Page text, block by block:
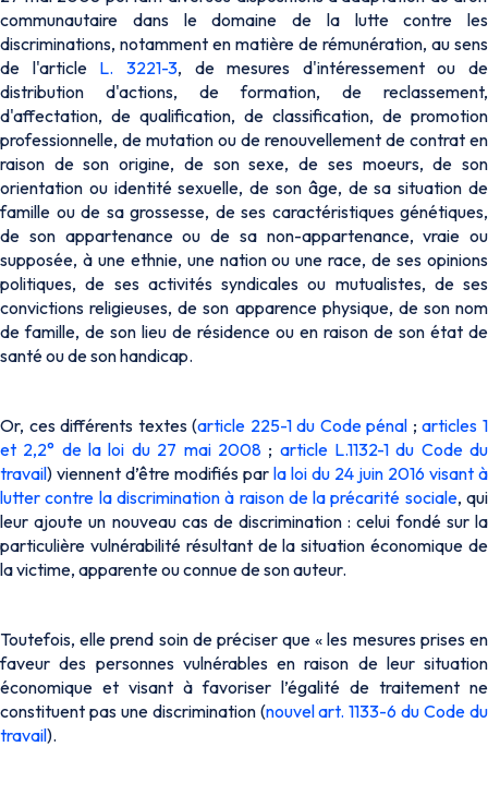
communautaire dans le domaine de la lutte contre les
discriminations, notamment en matière de rémunération, au sens
de l'article L. 3221-3, de mesures d'intéressement ou de
distribution d'actions, de formation, de reclassement,
d'affectation, de qualification, de classification, de promotion
professionnelle, de mutation ou de renouvellement de contrat en
raison de son origine, de son sexe, de ses moeurs, de son
orientation ou identité sexuelle, de son âge, de sa situation de
famille ou de sa grossesse, de ses caractéristiques génétiques,
de son appartenance ou de sa non-appartenance, vraie ou
supposée, à une ethnie, une nation ou une race, de ses opinions
politiques, de ses activités syndicales ou mutualistes, de ses
convictions religieuses, de son apparence physique, de son nom
de famille, de son lieu de résidence ou en raison de son état de
santé ou de son handicap.
Or, ces différents textes (article 225-1 du Code pénal ;articles 1
et 2,2° de la loi du 27 mai 2008; article L.1132-1 du Code du
travail) viennent d’être modifiés par la loi du 24 juin 2016 visant à
lutter contre la discrimination à raison de la précarité sociale, qui
leur ajoute un nouveau cas de discrimination : celui fondé sur la
particulière vulnérabilité résultant de la situation économique de
la victime, apparente ou connue de son auteur.
Toutefois, elle prend soin de préciser que « les mesures prises en
faveur des personnes vulnérables en raison de leur situation
économique et visant à favoriser l’égalité de traitement ne
constituent pas une discrimination (nouvel art. 1133-6 du Code du
travail).